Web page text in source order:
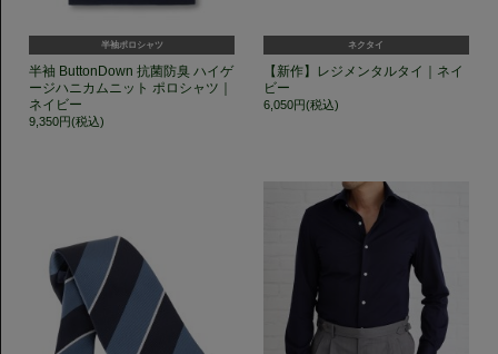
半袖ポロシャツ
半袖 ButtonDown 抗菌防臭 ハイゲ
ージハニカムニット ポロシャツ｜
ネイビー
9,350円(税込)
ネクタイ
【新作】レジメンタルタイ｜ネイ
ビー
6,050円(税込)